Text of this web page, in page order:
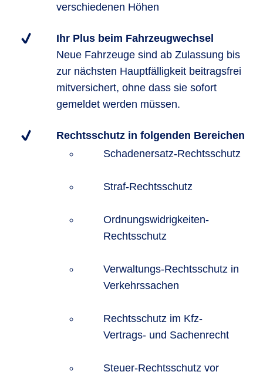
verschiedenen Höhen
Ihr Plus beim Fahrzeugwechsel
Neue Fahrzeuge sind ab Zulassung bis
zur nächsten Hauptfälligkeit beitragsfrei
mitversichert, ohne dass sie sofort
gemeldet werden müssen.
Rechtsschutz in folgenden Bereichen
Schadenersatz-Rechtsschutz
Straf-Rechtsschutz
Ordnungswidrigkeiten-
Rechtsschutz
Verwaltungs-Rechtsschutz in
Verkehrssachen
Rechtsschutz im Kfz-
Vertrags- und Sachenrecht
Steuer-Rechtsschutz vor